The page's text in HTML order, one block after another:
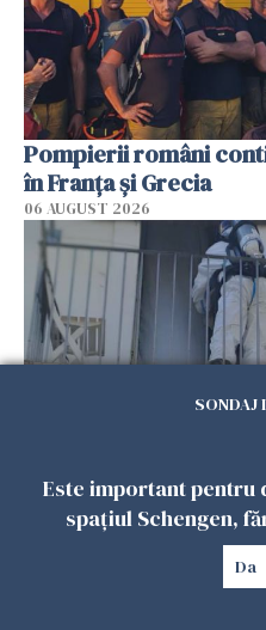
Pompierii români
în Franţa şi Grecia
06 AUGUST 2026
Român de 54 de ani,
apartamentul său din
SONDAJ
Este important pentru
spațiul Schengen,
Da